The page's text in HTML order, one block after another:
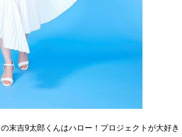
末吉9太郎くんはハロー！プロジェクトが大好き